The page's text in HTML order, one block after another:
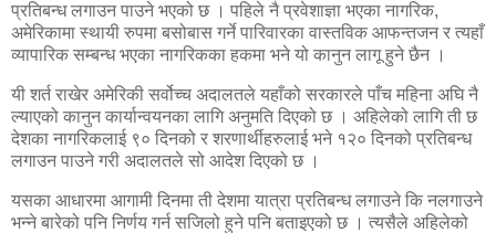
प्रतिबन्ध लगाउन पाउने भएको छ । पहिले नै प्रवेशाज्ञा भएका नागरिक,
अमेरिकामा स्थायी रुपमा बसोबास गर्ने पारिवारका वास्तविक आफन्तजन र त्यहाँ
व्यापारिक सम्बन्ध भएका नागरिकका हकमा भने यो कानुन लागू हुने छैन ।
यी शर्त राखेर अमेरिकी सर्वोच्च अदालतले यहाँको सरकारले पाँच महिना अघि नै
ल्याएको कानुन कार्यान्वयनका लागि अनुमति दिएको छ । अहिलेको लागि ती छ
देशका नागरिकलाई ९० दिनको र शरणार्थीहरुलाई भने १२० दिनको प्रतिबन्ध
लगाउन पाउने गरी अदालतले सो आदेश दिएको छ ।
यसका आधारमा आगामी दिनमा ती देशमा यात्रा प्रतिबन्ध लगाउने कि नलगाउने
भन्ने बारेको पनि निर्णय गर्न सजिलो हुने पनि बताइएको छ । त्यसैले अहिलेको